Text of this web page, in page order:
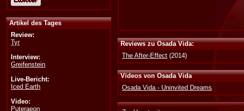
Artikel des Tages
Review:
Tyr
Interview:
Greifenstein
Live-Bericht:
Iced Earth
Video:
Puteraeon
Reviews zu Osada Vida:
The After-Effect (2014)
Videos von Osada Vida
Osada Vida - Uninvited Dreams